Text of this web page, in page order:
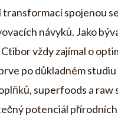
transformací spojenou se
návyků. Jako
vždy zajímal o
po důkladném studiu
superfoods a raw
potenciál přírodních